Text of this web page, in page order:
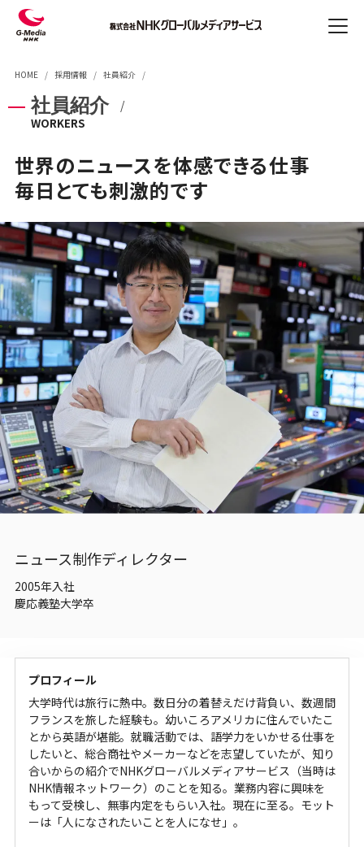
Skip
(Press
Enter)
Skip
Navigation
(Press
Enter)
NHK
務
法人
のみ
なさ
採用
情報
会社
紹介
お問
合せ
メ
NHKの放送業務
ニュース制作
番組制作
デジタルサービス
字幕・手話ニュース制作
国際映像コーディネーション
通訳・翻訳
法人のみなさまへ
デジタルサイネージ
LIVETEXT（会場字幕）
イベントの企画制作・配信
官公庁・企業の動画制作
スポーツ事業
通訳・翻訳者養成講座
採用情報
キャリア採用 (Gメディア退職者)
社員紹介
環境を知る
キャリアアップ／研修制度
ワークライフバランス
数字で見るGメディア
HOME 採用情報 社員紹介
社員紹介
WORKERS
世界のニュースを体感できる仕事
毎日とても刺激的です
ニュース制作ディレクター
2005年入社
慶応義塾大学卒
プロフィール
大学時代は旅行に熱中。数日分の着替えだけ背負い、数週間
フランスを旅した経験も。幼いころアメリカに住んでいたこ
とから英語が堪能。就職活動では、語学力をいかせる仕事を
したいと、総合商社やメーカーなどを志望していたが、知り
合いからの紹介でNHKグローバルメディアサービス（当時は
NHK情報ネットワーク）のことを知る。業務内容に興味を
もって受検し、無事内定をもらい入社。現在に至る。モット
ーは「人になされたいことを人になせ」。